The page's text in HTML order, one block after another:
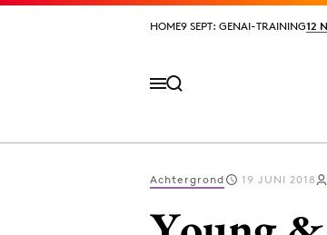
HOME9 SEPT: GENAI-TRAINING12
HOME9 SEPT: GENAI-TRAINING12
Achtergrond 19 JUNI 2018